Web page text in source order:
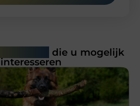
die u mogelijk
interesseren